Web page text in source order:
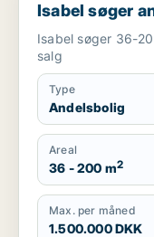
Isabel søger
Isabel søger 36-
salg
Type
Andelsbolig
Areal
36 - 200 m2
Max. per måned
1.500.000 DKK